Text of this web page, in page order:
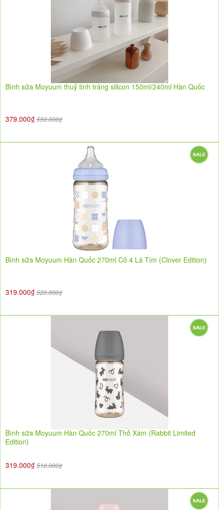
Bình sữa Moyuum thuỷ tinh tráng silicon 150ml/240ml Hàn Quốc
379.000₫ 550.000₫
Bình sữa Moyuum Hàn Quốc 270ml Cỏ 4 Lá Tím (Clover Edition)
319.000₫ 520.000₫
Bình sữa Moyuum Hàn Quốc 270ml Thỏ Xám (Rabbit Limited
Edition)
319.000₫ 510.000₫